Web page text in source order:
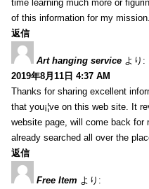
time learning much more or
of this information for my mission.
返信
Art hanging service より:
2019年8月11日 4:37 AM
Thanks for sharing excellent
that you¡¦ve on this web site. It
website page, will come back
already searched all over the
返信
Free Item より: